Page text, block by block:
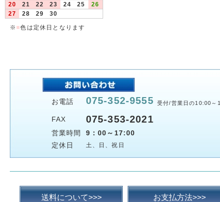
20
21 22 23 24 25
26
27
28 29
30
※ ■色は定休日となります
お電話 075-352-9555 受付/営業日の10:00～
FAX 075-353-2021
営業時間
9：00～17:00
定休日
土、日、祝日
送料について>>> お支払方法>>>